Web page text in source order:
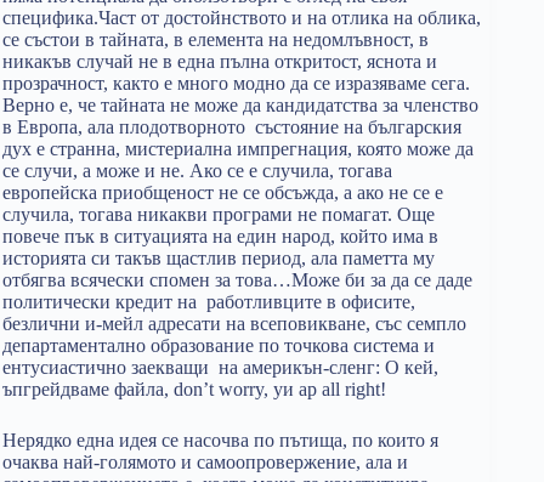
специфика.Част от достойнството и на отлика на облика,
се състои в тайната, в елемента на недомлъвност, в
никакъв случай не в една пълна откритост, яснота и
прозрачност, както е много модно да се изразяваме сега.
Верно е, че тайната не може да кандидатства за членство
в Европа, ала плодотворното състояние на българския
дух е странна, мистериална импрегнация, която може да
се случи, а може и не. Ако се е случила, тогава
европейска приобщеност не се обсъжда, а ако не се е
случила, тогава никакви програми не помагат. Още
повече пък в ситуацията на един народ, който има в
историята си такъв щастлив период, ала паметта му
отбягва всячески спомен за това…Може би за да се даде
политически кредит на работливците в офисите,
безлични и-мейл адресати на всеповикване, със семпло
департаментално образование по точкова система и
ентусиастично заекващи на америкън-сленг: О кей,
ъпгрейдваме файла, don’t worry, уи ар all right!
Нерядко една идея се насочва по пътища, по които я
очаква най-голямото и самоопровержение, ала и